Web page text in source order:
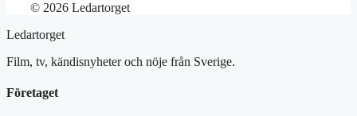
© 2026 Ledartorget
Ledartorget
Film, tv, kändisnyheter och nöje från Sverige.
Företaget